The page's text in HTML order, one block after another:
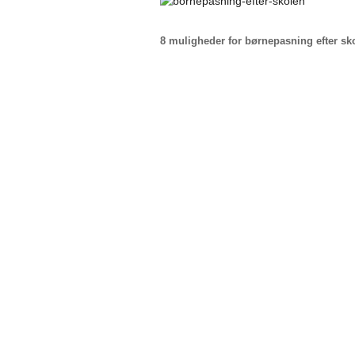
8 muligheder for børnepasning efter